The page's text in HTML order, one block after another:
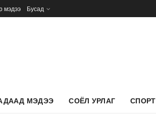
мэдээ Бусад
МЭДЭЭ СОЁЛ УРЛАГ СПОРТ